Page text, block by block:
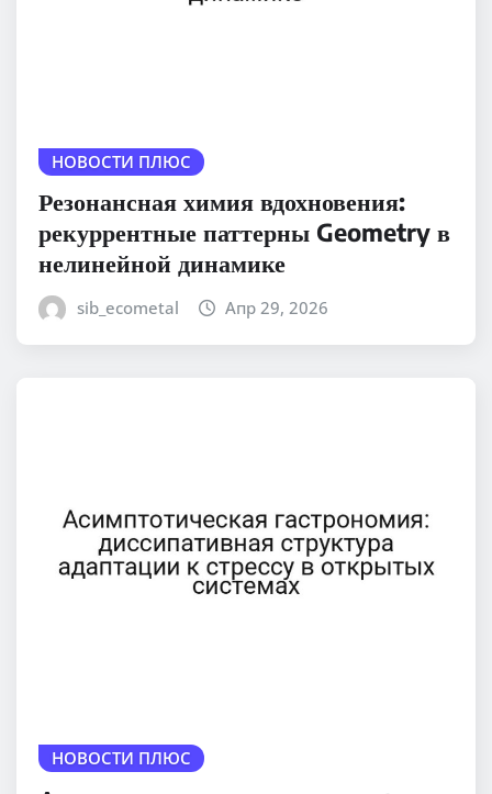
НОВОСТИ ПЛЮС
Резонансная химия вдохновения:
рекуррентные паттерны Geometry в
нелинейной динамике
sib_ecometal Апр 29, 2026
НОВОСТИ ПЛЮС